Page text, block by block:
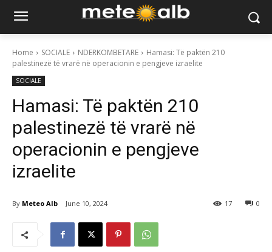
Home SOCIALE NDERKOMBETARE
Hamasi: Të paktën 210
palestinezë të vrarë në operacionin e pengjeve izraelite
SOCIALE
Hamasi: Të paktën 210
palestinezë të vrarë në
operacionin e pengjeve
izraelite
By Meteo Alb June 10, 2024 0
17